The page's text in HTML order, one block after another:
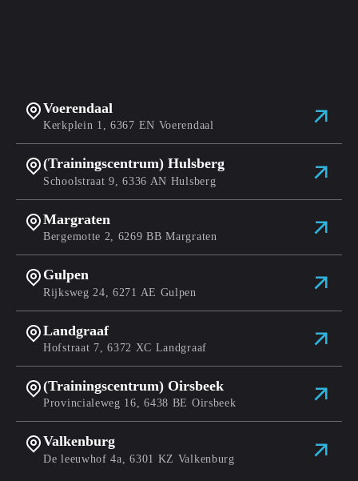
Voerendaal
Kerkplein 1, 6367 EN Voerendaal
(Trainingscentrum) Hulsberg
Schoolstraat 9, 6336 AN Hulsberg
Margraten
Bergemotte 2, 6269 BB Margraten
Gulpen
Rijksweg 24, 6271 AE Gulpen
Landgraaf
Hofstraat 7, 6372 XC Landgraaf
(Trainingscentrum) Oirsbeek
Provincialeweg 16, 6438 BE Oirsbeek
Valkenburg
De leeuwhof 4a, 6301 KZ Valkenburg